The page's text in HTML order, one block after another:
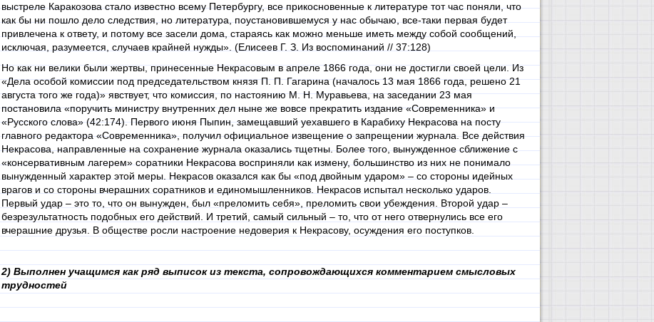
выстреле Каракозова стало известно всему Петербургу, все прикосновенные к литературе тот час поняли, что
как бы ни пошло дело следствия, но литература, поустановившемуся у нас обычаю, все-таки первая будет
привлечена к ответу, и потому все засели дома, стараясь как можно меньше иметь между собой сообщений,
исключая, разумеется, случаев крайней нужды». (Елисеев Г. З. Из воспоминаний // 37:128)
Но как ни велики были жертвы, принесенные Некрасовым в апреле 1866 года, они не достигли своей цели. Из
«Дела особой комиссии под председательством князя П. П. Гагарина (началось 13 мая 1866 года, решено 21
августа того же года)» явствует, что комиссия, по настоянию М. Н. Муравьева, на заседании 23 мая
постановила «поручить министру внутренних дел ныне же вовсе прекратить издание «Современника» и
«Русского слова» (42:174). Первого июня Пыпин, замещавший уехавшего в Карабиху Некрасова на посту
главного редактора «Современника», получил официальное извещение о запрещении журнала. Все действия
Некрасова, направленные на сохранение журнала оказались тщетны. Более того, вынужденное сближение с
«консервативным лагерем» соратники Некрасова восприняли как измену, большинство из них не понимало
вынужденный характер этой меры. Некрасов оказался как бы «под двойным ударом» – со стороны идейных
врагов и со стороны вчерашних соратников и единомышленников. Некрасов испытал несколько ударов.
Первый удар – это то, что он вынужден, был «преломить себя», преломить свои убеждения. Второй удар –
безрезультатность подобных его действий. И третий, самый сильный – то, что от него отвернулись все его
вчерашние друзья. В обществе росли настроение недоверия к Некрасову, осуждения его поступков.
2) Выполнен учащимся как ряд выписок из текста, сопровождающихся комментарием смысловых
трудностей